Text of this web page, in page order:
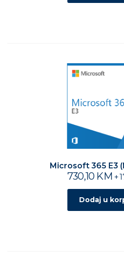
Microsoft 365 E3
730,10 KM +
Dodaj u